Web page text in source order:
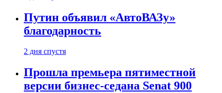
Путин объявил «АвтоВАЗу»
благодарность
2 дня спустя
Прошла премьера пятиместной
версии бизнес-седана Senat 900